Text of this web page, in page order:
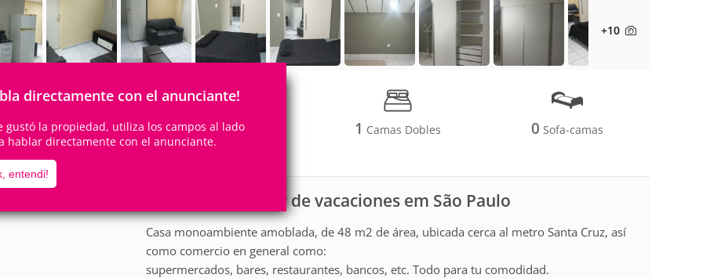
directamente con el anunciante!
gustó la propiedad, utiliza los campos al lado
hablar directamente con el anunciante.
entendi!
+10
2 Personas 1Cuartos
0
1 Camas Dobles 0 Sofa-camas
Casa para alquiler de vacaciones em São Paulo
Casa monoambiente amoblada, de 48 m2 de área, ubicada cerca al metro Santa Cruz, así
como comercio en general como:
supermercados, bares, restaurantes, bancos, etc. Todo para tu comodidad.